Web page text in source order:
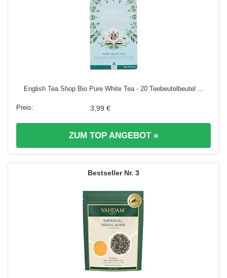
English Tea Shop Bio Pure White Tea - 20 Teebeutelbeutel ...
3,99 €
ZUM TOP ANGEBOT »
3